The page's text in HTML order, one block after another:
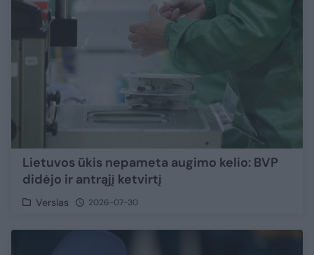
Lietuvos ūkis nepameta augimo kelio: BVP
didėjo ir antrąjį ketvirtį
Verslas 2026-07-30